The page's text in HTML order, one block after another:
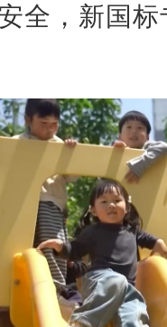
全，新国